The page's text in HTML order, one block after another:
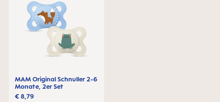
MAM Original Schnuller 2-6
Monate, 2er Set
€ 8,79